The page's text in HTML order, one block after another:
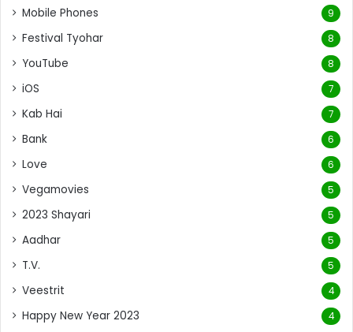
Mobile Phones 9
Festival Tyohar 8
YouTube 8
iOS 7
Kab Hai 7
Bank 6
Love 6
Vegamovies 5
2023 Shayari 5
Aadhar 5
T.V. 5
Veestrit 4
Happy New Year 2023 4